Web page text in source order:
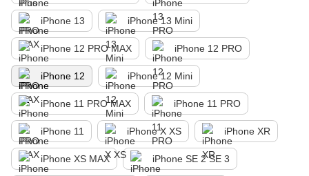
iPhone 13 iPhone 13 Mini
iPhone 12 PRO MAX iPhone 12 PRO
iPhone 12 iPhone 12 Mini
iPhone 11 PRO MAX iPhone 11 PRO
iPhone 11 iPhone X XS iPhone XR
iPhone XS MAX iPhone SE 2 SE 3